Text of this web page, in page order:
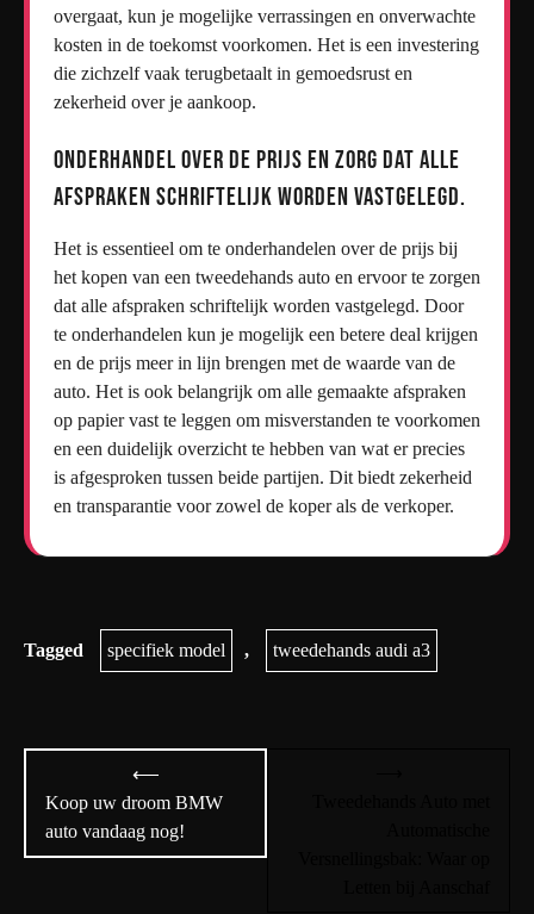
overgaat, kun je mogelijke verrassingen en onverwachte
kosten in de toekomst voorkomen. Het is een investering
die zichzelf vaak terugbetaalt in gemoedsrust en
zekerheid over je aankoop.
Onderhandel over de prijs en zorg dat alle
afspraken schriftelijk worden vastgelegd.
Het is essentieel om te onderhandelen over de prijs bij
het kopen van een tweedehands auto en ervoor te zorgen
dat alle afspraken schriftelijk worden vastgelegd. Door
te onderhandelen kun je mogelijk een betere deal krijgen
en de prijs meer in lijn brengen met de waarde van de
auto. Het is ook belangrijk om alle gemaakte afspraken
op papier vast te leggen om misverstanden te voorkomen
en een duidelijk overzicht te hebben van wat er precies
is afgesproken tussen beide partijen. Dit biedt zekerheid
en transparantie voor zowel de koper als de verkoper.
Tagged specifiek model , tweedehands audi a3
navigatie
⟵
Koop uw droom BMW
auto vandaag nog!